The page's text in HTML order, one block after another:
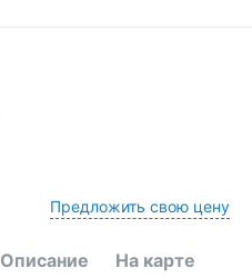
Предложить свою цену
Описание На карте